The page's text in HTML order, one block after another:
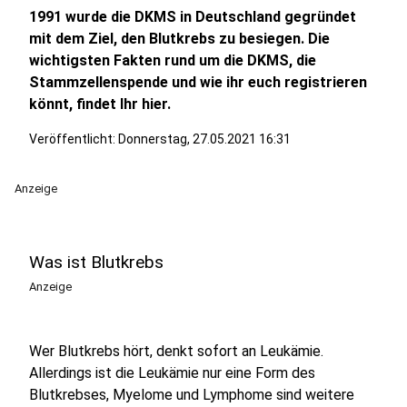
1991 wurde die DKMS in Deutschland gegründet
mit dem Ziel, den Blutkrebs zu besiegen. Die
wichtigsten Fakten rund um die DKMS, die
Stammzellenspende und wie ihr euch registrieren
könnt, findet Ihr hier.
Veröffentlicht: Donnerstag, 27.05.2021 16:31
Anzeige
Was ist Blutkrebs
Anzeige
Wer Blutkrebs hört, denkt sofort an Leukämie.
Allerdings ist die Leukämie nur eine Form des
Blutkrebses, Myelome und Lymphome sind weitere